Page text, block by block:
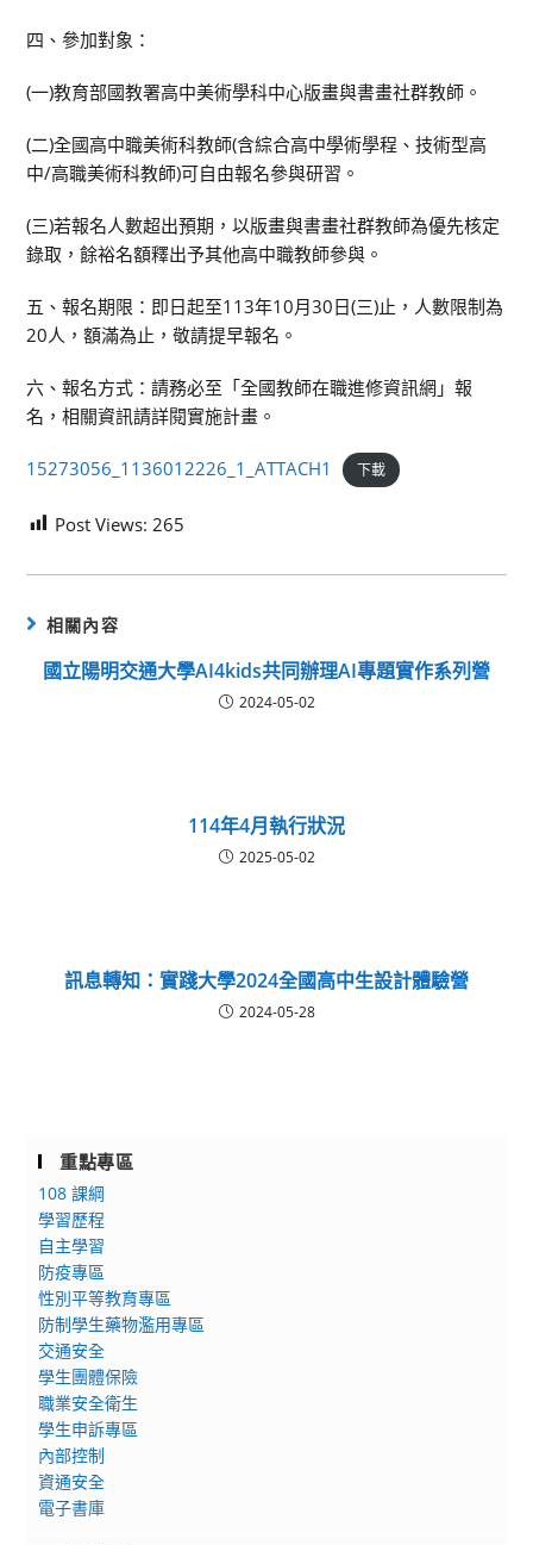
四、參加對象：
(一)教育部國教署高中美術學科中心版畫與書畫社群教師。
(二)全國高中職美術科教師(含綜合高中學術學程、技術型高
中/高職美術科教師)可自由報名參與研習。
(三)若報名人數超出預期，以版畫與書畫社群教師為優先核定
錄取，餘裕名額釋出予其他高中職教師參與。
五、報名期限：即日起至113年10月30日(三)止，人數限制為
20人，額滿為止，敬請提早報名。
六、報名方式：請務必至「全國教師在職進修資訊網」報
名，相關資訊請詳閱實施計畫。
15273056_1136012226_1_ATTACH1 下載
Post Views: 265
相關內容
國立陽明交通大學AI4kids共同辦理AI專題實作系列營
2024-05-02
114年4月執行狀況
2025-05-02
訊息轉知：實踐大學2024全國高中生設計體驗營
2024-05-28
重點專區
108 課綱
學習歷程
自主學習
防疫專區
性別平等教育專區
防制學生藥物濫用專區
交通安全
學生團體保險
職業安全衛生
學生申訴專區
內部控制
資通安全
電子書庫